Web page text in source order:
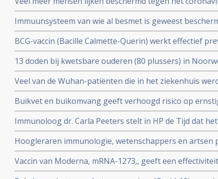
opgebouwd. Blijkt uit onderzoek van bloedbank
bloeddonoren.
gedacht. Door vroegere besmettingen met
immuniteit opgebouwd.
Immuunsysteem van wie al besmet is geweest
uit ons immuunsysteem ook tegen nieuwe mutaties
Braziliaanse mutaties van het coronavirus - Covid-19
BCG-vaccin (Bacille Calmette-Querin) werkt effectief
ziekten – mogelijk ook tegen COVID-19. RADBOUD
uitstekende resultaten uit studie met ouderen.
13 doden bij kwetsbare ouderen (80 plussers) in
vaccin van Pfizer of Moderna.
Veel van de Wuhan-patiënten die in het ziekenhuis
had zes maanden later nog steeds symptomen, zo
Buikvet en buikomvang geeft verhoogd risico op
coronavirus - Covid-19 blijkt uit Nederlandse studie
Immunoloog dr. Carla Peeters stelt in HP de Tijd dat
risico's is. En onderbouwt dat met ervaringen met het
Hoogleraren immunologie, wetenschappers en artsen
vitamine D tegen Covid-19. Er is steeds meer bewijs
coronavirus - Covid-19
Vaccin van Moderna, mRNA-1273,, geeft een
19 blijkt uit een tussenevaluatie.